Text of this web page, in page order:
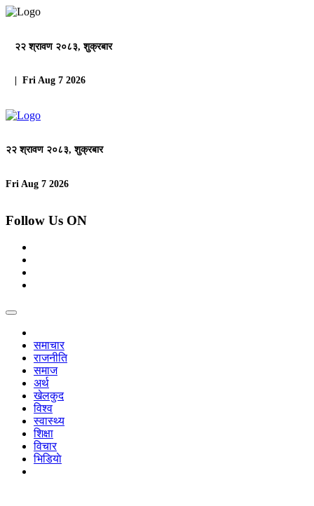
२२ श्रावण २०८३, शुक्रबार
| Fri Aug 7 2026
२२ श्रावण २०८३, शुक्रबार
Fri Aug 7 2026
Follow Us ON
समाचार
राजनीति
समाज
अर्थ
खेलकुद
विश्व
स्वास्थ्य
शिक्षा
विचार
भिडियाे